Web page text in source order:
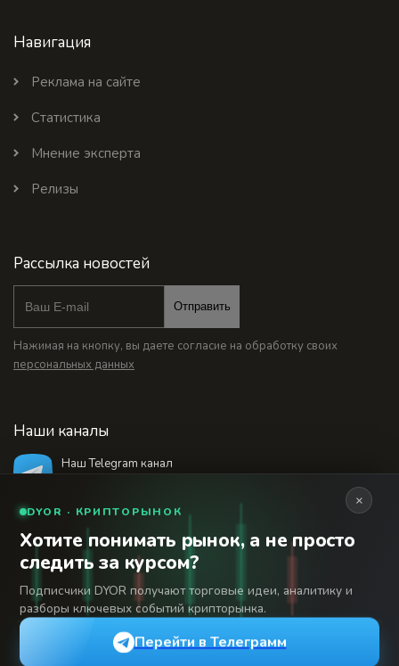
Навигация
Реклама на сайте
Статистика
Мнение эксперта
Релизы
Рассылка новостей
Отправить
Нажимая на кнопку, вы даете согласие на обработку своих
персональных данных
Наши каналы
Наш Telegram канал
18+
© 2026 Финансовый интернет-портал «Банки
Сегодня». Используя сайт BanksToday.net вы
Сетевое издание «Банки Сегодня» зарегистрировано
Федеральной службой по надзору в сфере связи,
информационных технологий и массовых коммуникаций,
×
DYOR · КРИПТОРЫНОК
Хотите понимать рынок, а не просто
следить за курсом?
Подписчики DYOR получают торговые идеи, аналитику и
разборы ключевых событий крипторынка.
Перейти в Телеграмм